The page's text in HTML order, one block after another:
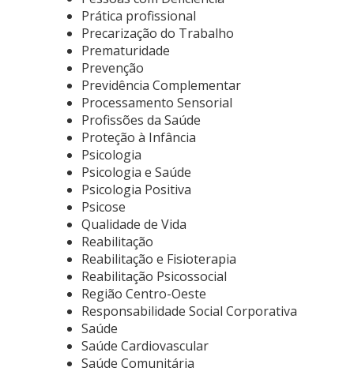
Prática profissional
Precarização do Trabalho
Prematuridade
Prevenção
Previdência Complementar
Processamento Sensorial
Profissões da Saúde
Proteção à Infância
Psicologia
Psicologia e Saúde
Psicologia Positiva
Psicose
Qualidade de Vida
Reabilitação
Reabilitação e Fisioterapia
Reabilitação Psicossocial
Região Centro-Oeste
Responsabilidade Social Corporativa
Saúde
Saúde Cardiovascular
Saúde Comunitária